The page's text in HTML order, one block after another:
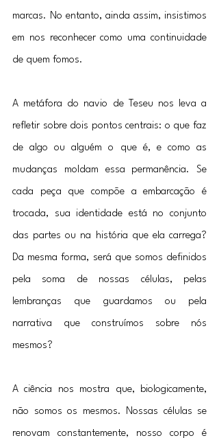
marcas. No entanto, ainda assim, insistimos
em nos reconhecer como uma continuidade
de quem fomos.
A metáfora do navio de Teseu nos leva a
refletir sobre dois pontos centrais: o que faz
de algo ou alguém o que é, e como as
mudanças moldam essa permanência. Se
cada peça que compõe a embarcação é
trocada, sua identidade está no conjunto
das partes ou na história que ela carrega?
Da mesma forma, será que somos definidos
pela soma de nossas células, pelas
lembranças que guardamos ou pela
narrativa que construímos sobre nós
mesmos?
A ciência nos mostra que, biologicamente,
não somos os mesmos. Nossas células se
renovam constantemente, nosso corpo é